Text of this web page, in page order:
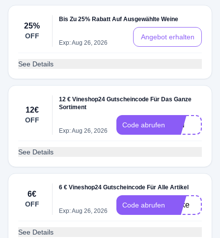
25%
OFF
Bis Zu 25% Rabatt Auf Ausgewählte Weine
Exp: Aug 26, 2026
Angebot erhalten
See Details
12€
OFF
12 € Vineshop24 Gutscheincode Für Das Ganze
Sortiment
Exp: Aug 26, 2026
Code abrufen liciji
See Details
6€
OFF
6 € Vineshop24 Gutscheincode Für Alle Artikel
Exp: Aug 26, 2026
Code abrufen nifike
See Details